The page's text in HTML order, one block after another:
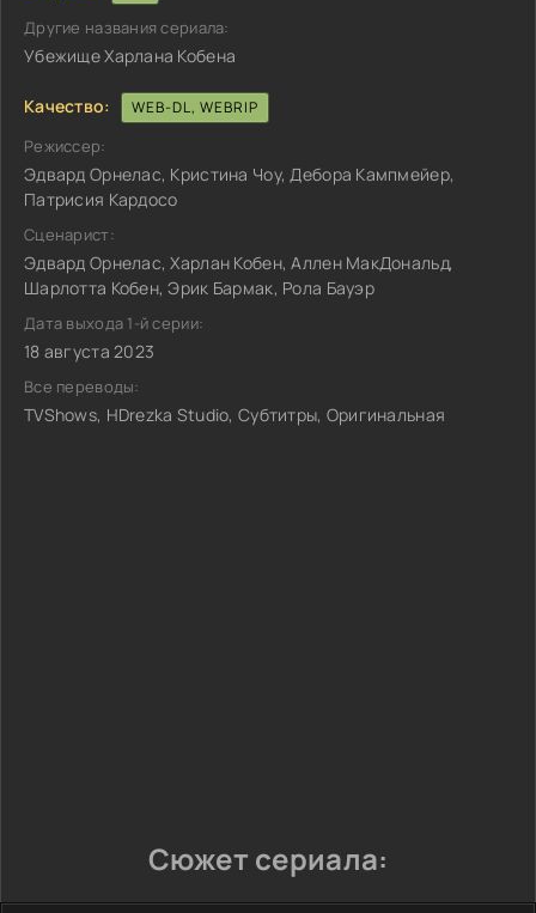
Другие названия сериала:
Убежище Харлана Кобена
Качество: WEB-DL, WEBRIP
Режиссер:
Эдвард Орнелас, Кристина Чоу, Дебора Кампмейер,
Патрисия Кардосо
Сценарист:
Эдвард Орнелас, Харлан Кобен, Аллен МакДональд,
Шарлотта Кобен, Эрик Бармак, Рола Бауэр
Дата выхода 1-й серии:
18 августа 2023
Все переводы:
TVShows, HDrezka Studio, Субтитры, Оригинальная
Сюжет сериала: